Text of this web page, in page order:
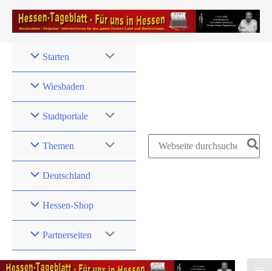
Zum
Inhalt
Starten
Wiesbaden
Stadtportale
Themen
Deutschland
Hessen-Shop
Partnerseiten
Search